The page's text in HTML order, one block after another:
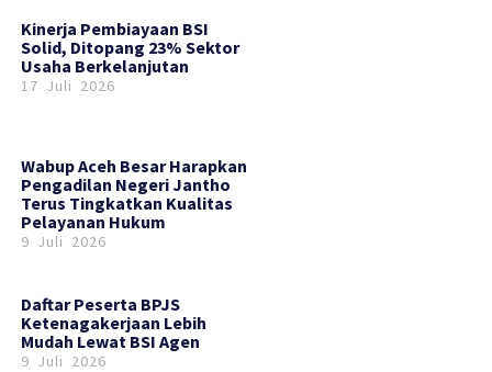
Kinerja Pembiayaan BSI
Solid, Ditopang 23% Sektor
Usaha Berkelanjutan
17 Juli 2026
Wabup Aceh Besar Harapkan
Pengadilan Negeri Jantho
Terus Tingkatkan Kualitas
Pelayanan Hukum
9 Juli 2026
Daftar Peserta BPJS
Ketenagakerjaan Lebih
Mudah Lewat BSI Agen
9 Juli 2026